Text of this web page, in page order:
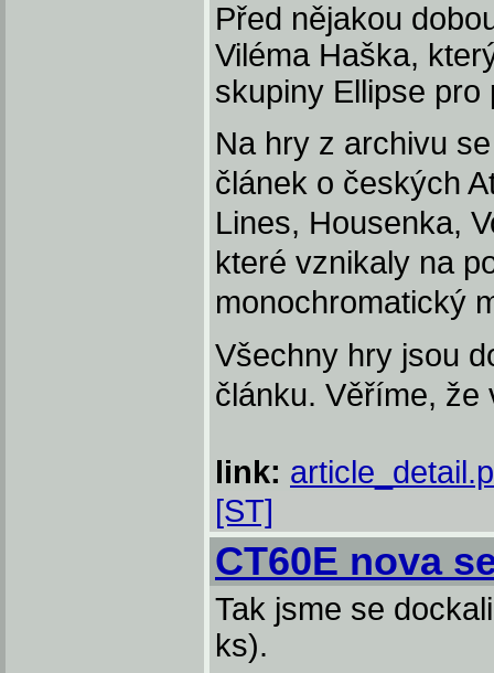
Před nějakou
Viléma Haška,
skupiny Ellipse pro
Na hry z archivu
článek o českých
Lines, Housenka,
které vznikaly na
monochromatický
Všechny hry jsou
článku. Věříme, že
link:
[ST]
CT60E nova
Tak jsme se
ks).